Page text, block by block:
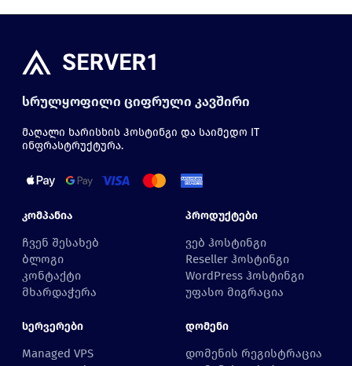
სრულყოფილი ციფრული კავშირი
მაღალი ხარისხის ჰოსტინგი და საიმედო IT
ინფრასტრუქტურა.
Კომპანია
ჩვენ შესახებ
ბლოგი
კონტაქტი
მხარდაჭერა
Პროდუქტები
ვებ ჰოსტინგი
Reseller ჰოსტინგი
WordPress ჰოსტინგი
უფასო მიგრაცია
Სერვერები
Managed VPS
Დომენი
დომენის რეგისტრაცია